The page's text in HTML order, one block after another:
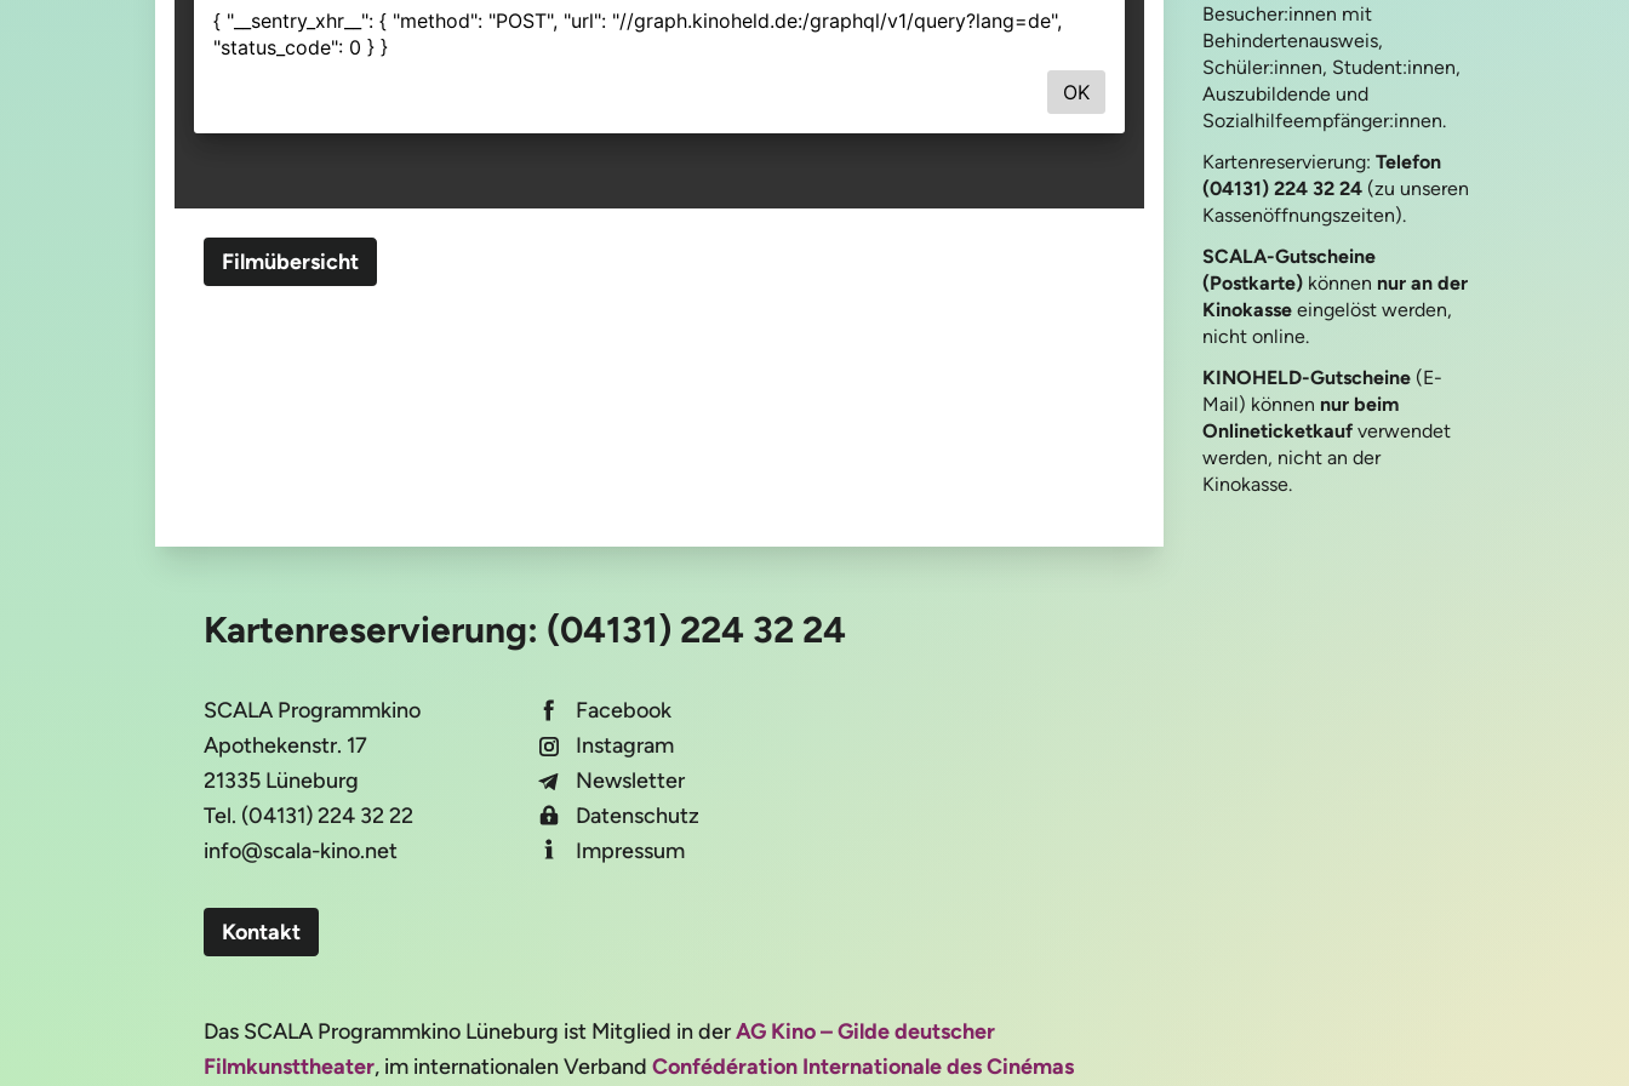
Filmübersicht
Besucher:innen mit
Behindertenausweis,
Schüler:innen, Student:innen,
Auszubildende und
Sozialhilfeempfänger:innen.
Kartenreservierung: Telefon
(04131) 224 32 24 (zu unseren
Kassenöffnungszeiten).
SCALA-Gutscheine
(Postkarte) können nur an der
Kinokasse eingelöst werden,
nicht online.
KINOHELD-Gutscheine (E-
Mail) können nur beim
Onlineticketkauf verwendet
werden, nicht an der
Kinokasse.
Kartenreservierung: (04131) 224 32 24
SCALA Programmkino
Apothekenstr. 17
21335 Lüneburg
Tel. (04131) 224 32 22
info@scala-kino.net
Kontakt
Facebook
Instagram
Newsletter
Datenschutz
Impressum
Das SCALA Programmkino Lüneburg ist Mitglied in derAG Kino – Gilde deutscher
Filmkunsttheater, im internationalen Verband Confédération Internationale des Cinémas